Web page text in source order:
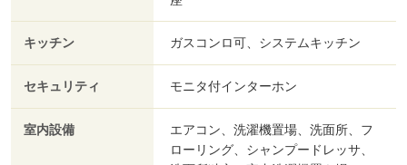
キッチン ガスコンロ可、システムキッチン
セキュリティ モニタ付インターホン
室内設備
エアコン、洗濯機置場、洗面所、フ
ローリング、シャンプードレッサ、